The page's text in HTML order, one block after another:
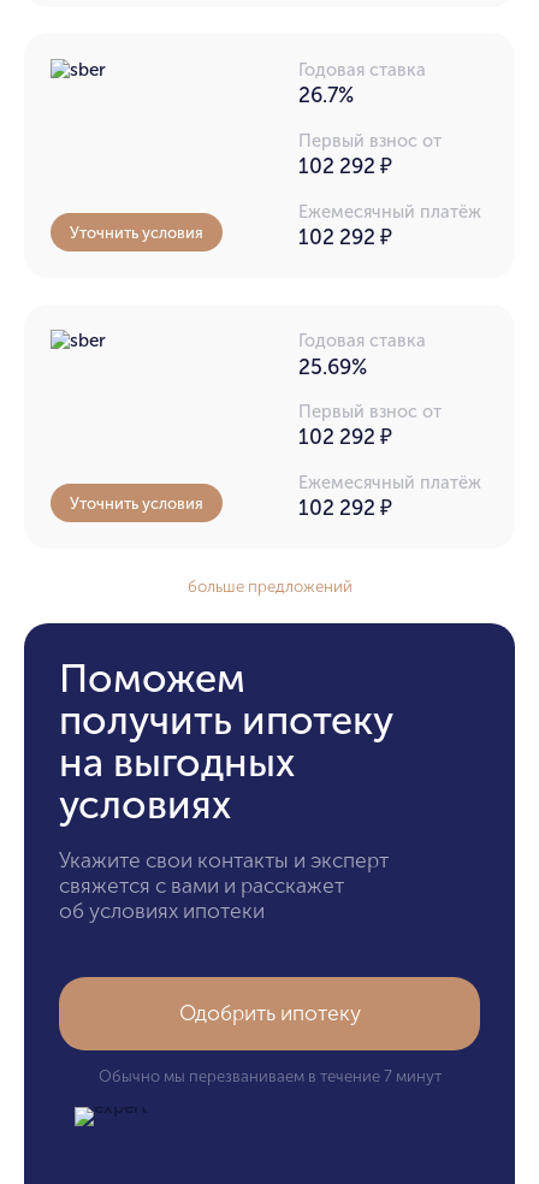
Годовая ставка
26.7%
Первый взнос от
102 292 ₽
Ежемесячный платёж
102 292 ₽
Уточнить условия
Годовая ставка
25.69%
Первый взнос от
102 292 ₽
Ежемесячный платёж
102 292 ₽
Уточнить условия
больше предложений
Поможем
получить ипотеку
на выгодных
условиях
Укажите свои контакты и эксперт
свяжется с вами и расскажет
об условиях ипотеки
Одобрить ипотеку
Обычно мы перезваниваем в течение 7 минут